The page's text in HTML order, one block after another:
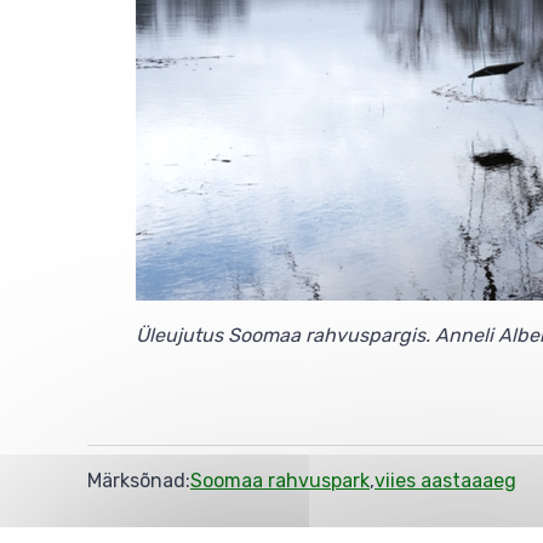
Üleujutus Soomaa rahvuspargis. Anneli
Märksõnad Soomaa rahvuspark viies aastaaaeg